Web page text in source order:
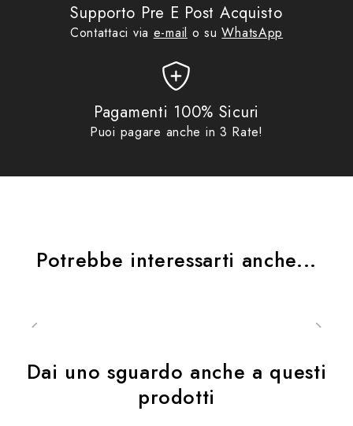
Supporto Pre E Post Acquisto
Contattaci via e-mail o suWhatsApp
Pagamenti 100% Sicuri
Puoi pagare anche in 3 Rate!
Potrebbe interessarti anche...
Dai uno sguardo anche a questi
prodotti